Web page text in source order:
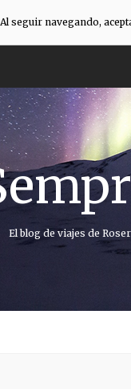
El blog de viajes de
navegando,